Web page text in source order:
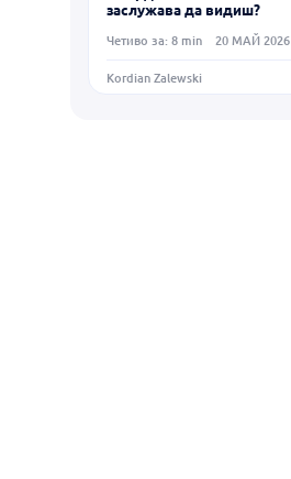
заслужава да видиш?
Четиво за: 8 min
20 МАЙ 2026
Kordian Zalewski